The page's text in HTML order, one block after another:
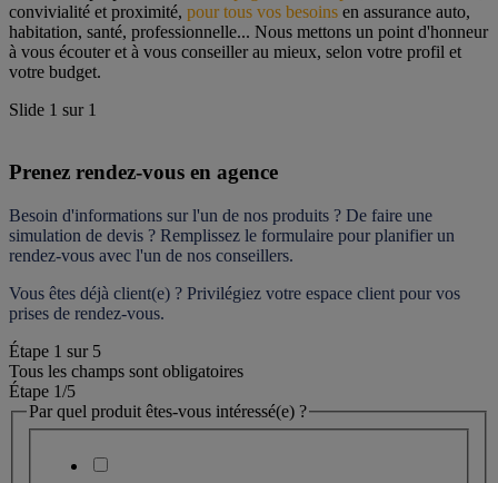
convivialité et proximité, pour tous vos besoins en assurance auto,
habitation, santé, professionnelle... Nous mettons un point d'honneur
à vous écouter et à vous conseiller au mieux, selon votre profil et
votre budget.
Slide 1 sur 1
Prenez rendez-vous en agence
Besoin d'informations sur l'un de nos produits ? De faire une
simulation de devis ? Remplissez le formulaire pour planifier un
rendez-vous avec l'un de nos conseillers.
Vous êtes déjà client(e) ? Privilégiez votre espace client pour vos
prises de rendez-vous.
Étape 1 sur 5
Tous les champs sont obligatoires
Étape 1/5
Par quel produit êtes-vous intéressé(e) ?